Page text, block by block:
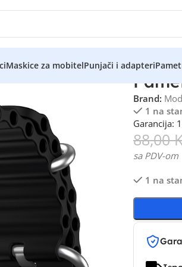
Maskice za mobitelPunjači i adapteri
Brand:
1 na
Garancija:
88,00
sa PDV-om
1 na